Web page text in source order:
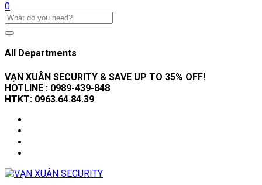
0
All Departments
VẠN XUÂN SECURITY & SAVE UP TO 35% OFF!
HOTLINE : 0989-439-848
HTKT: 0963.64.84.39